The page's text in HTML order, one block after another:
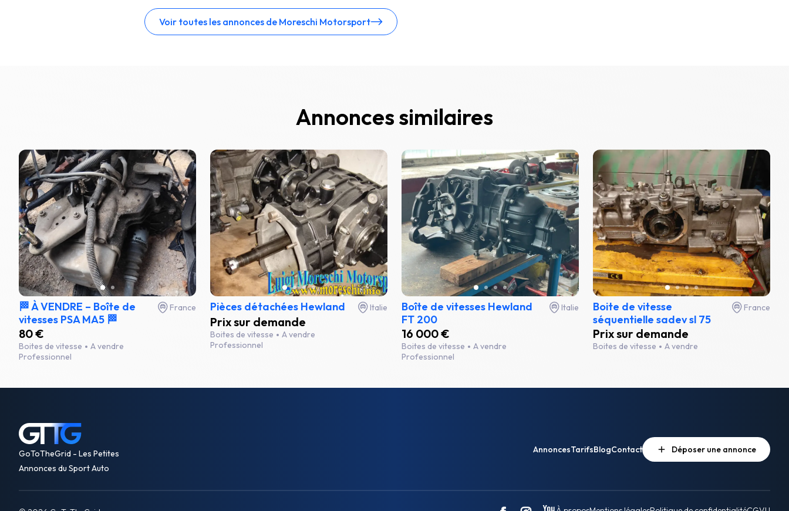
Voir toutes les annonces de Moreschi Motorsport
Annonces similaires
🏁 À VENDRE – Boîte de
vitesses PSA MA5 🏁
France
80 €
Boites de vitesse
A vendre
Professionnel
Pièces détachées Hewland Italie
Prix sur demande
Boites de vitesse
A vendre
Professionnel
Boîte de vitesses Hewland
FT 200
Italie
16 000 €
Boites de vitesse
A vendre
Professionnel
Boite de vitesse
séquentielle sadev sl 75
France
Prix sur demande
Boites de vitesse A vendre
GoToTheGrid - Les Petites
Annonces du Sport Auto
AnnoncesTarifsBlogContact Déposer une annonce